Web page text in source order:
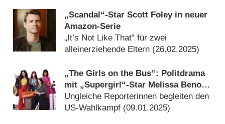
„Scandal“-Star Scott Foley in neuer
Amazon-Serie
„It’s Not Like That“ für zwei
alleinerziehende Eltern (26.02.2025)
„The Girls on the Bus“: Politdrama
mit „Supergirl“-Star Melissa Benoist
kommt nach Deutschland
Ungleiche Reporterinnen begleiten den
US-Wahlkampf (09.01.2025)